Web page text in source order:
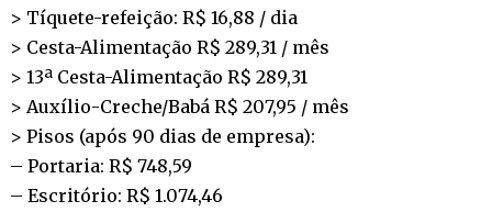
> Tíquete-refeição: R$ 16,88 / dia
> Cesta-Alimentação R$ 289,31 / mês
> 13ª Cesta-Alimentação R$ 289,31
> Auxílio-Creche/Babá R$ 207,95 / mês
> Pisos (após 90 dias de empresa):
– Portaria: R$ 748,59
– Escritório: R$ 1.074,46